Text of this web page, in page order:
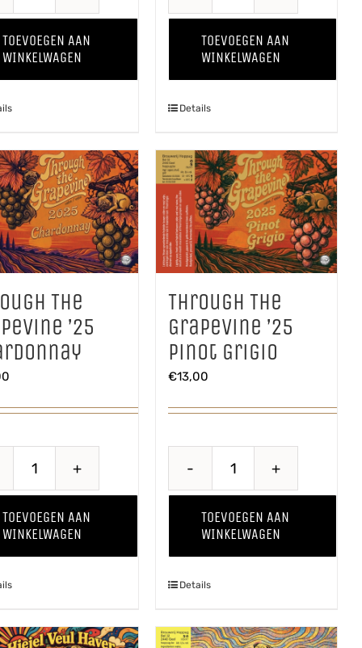
aantal
TOEVOEGEN AAN
WINKELWAGEN
aantal
TOEVOEGEN AAN
WINKELWAGEN
Details
The
’25
Grapevine
TOEVOEGEN AAN
WINKELWAGEN
Through The
Grapevine ’25
Pinot Grigio
€13,00
Grapevine
aantal
TOEVOEGEN AAN
WINKELWAGEN
Details